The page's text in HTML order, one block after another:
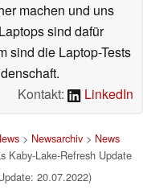
machen und uns
sind dafür
sind die Laptop-Tests
Kontakt:
LinkedIn
> Newsarchiv> News
Lake-Refresh Update
20.07.2022)